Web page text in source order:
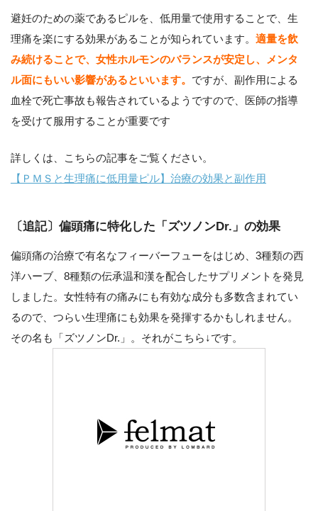
避妊のための薬であるピルを、低用量で使用することで、生
理痛を楽にする効果があることが知られています。 適量を飲
み続けることで、女性ホルモンのバランスが安定し、メンタ
ル面にもいい影響があるといいます。 ですが、副作用による
血栓で死亡事故も報告されているようですので、医師の指導
を受けて服用することが重要です
詳しくは、こちらの記事をご覧ください。
【ＰＭＳと生理痛に低用量ピル】治療の効果と副作用
〔追記〕偏頭痛に特化した「ズツノンDr.」の効果
偏頭痛の治療で有名なフィーバーフューをはじめ、3種類の西
洋ハーブ、8種類の伝承温和漢を配合したサプリメントを発見
しました。女性特有の痛みにも有効な成分も多数含まれてい
るので、つらい生理痛にも効果を発揮するかもしれません。
その名も「ズツノンDr.」。それがこちら↓です。